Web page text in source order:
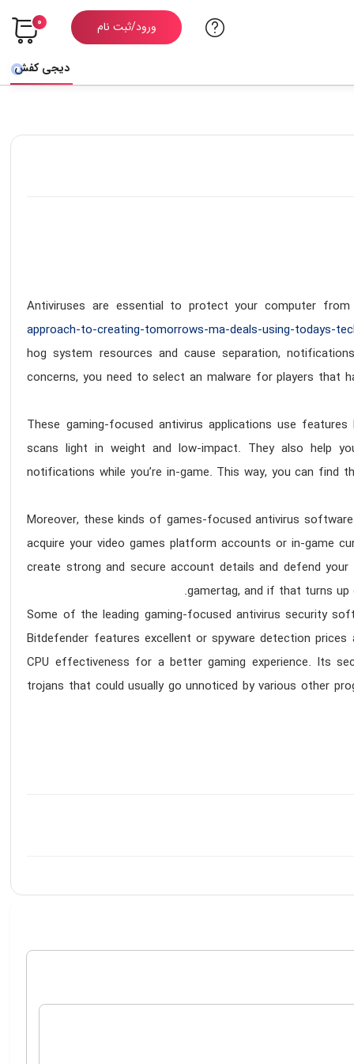
ورود/ثبت نام 0
دیجی کفش
Antiviruses are essential to protect your computer
approach-to-creating-tomorrows-ma-deals-using-todays-
hog system resources and cause separation,
concerns, you need to select an malware for players that
These gaming-focused antivirus applications use
scans light in weight and low-impact. They also help
notifications while you’re in-game. This way, you can
Moreover, these kinds of games-focused antivirus
acquire your video games platform accounts or in-game
create strong and secure account details and defend
gamertag, and if that turns up
Some of the leading gaming-focused antivirus security
Bitdefender features excellent or spyware detection
CPU effectiveness for a better gaming experience. Its
trojans that could usually go unnoticed by various other